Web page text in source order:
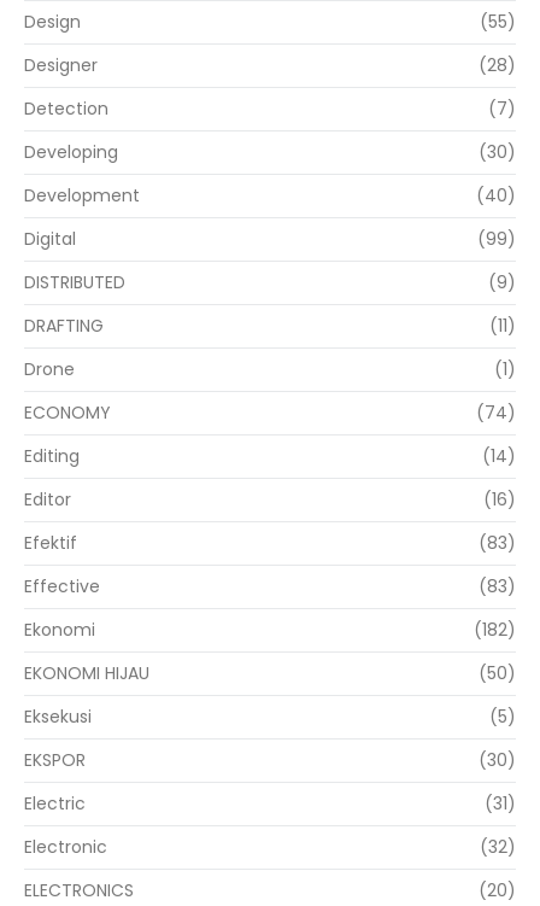
Design
(55)
Designer
(28)
Detection
(7)
Developing
(30)
Development
(40)
Digital
(99)
DISTRIBUTED
(9)
DRAFTING
(11)
Drone
(1)
ECONOMY
(74)
Editing
(14)
Editor
(16)
Efektif
(83)
Effective
(83)
Ekonomi
(182)
EKONOMI HIJAU
(50)
Eksekusi
(5)
EKSPOR
(30)
Electric
(31)
Electronic
(32)
ELECTRONICS
(20)